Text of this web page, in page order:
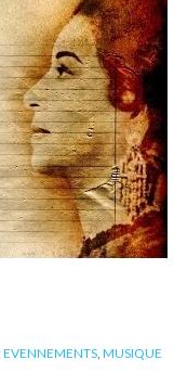
EVENNEMENTS MUSIQUE